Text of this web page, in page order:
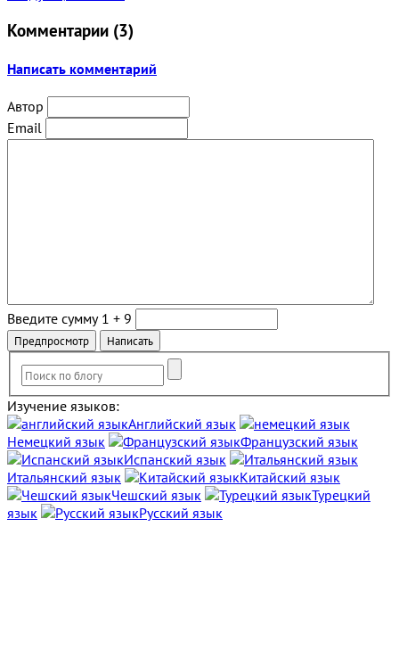
Комментарии (3)
Написать комментарий
Автор
Email
Введите сумму 1 + 9
Изучение языков:
Английский язык
Немецкий язык
Французский язык
Испанский язык
Итальянский язык
Китайский язык
Чешский язык
Турецкий
язык
Русский язык